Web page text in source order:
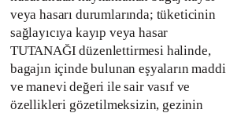
veya hasarı durumlarında; tüketicinin
sağlayıcıya kayıp veya hasar
TUTANAĞI düzenlettirmesi halinde,
bagajın içinde bulunan eşyaların maddi
ve manevi değeri ile sair vasıf ve
özellikleri gözetilmeksizin, gezinin